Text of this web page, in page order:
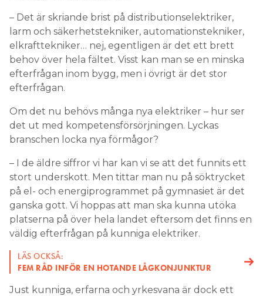
– Det är skriande brist på distributionselektriker,
larm och säkerhetstekniker, automationstekniker,
elkrafttekniker… nej, egentligen är det ett brett
behov över hela fältet. Visst kan man se en minska
efterfrågan inom bygg, men i övrigt är det stor
efterfrågan.
Om det nu behövs många nya elektriker – hur ser
det ut med kompetensförsörjningen. Lyckas
branschen locka nya förmågor?
– I de äldre siffror vi har kan vi se att det funnits ett
stort underskott. Men tittar man nu på söktrycket
på el- och energiprogrammet på gymnasiet är det
ganska gott. Vi hoppas att man ska kunna utöka
platserna på över hela landet eftersom det finns en
väldig efterfrågan på kunniga elektriker.
LÄS OCKSÅ:
FEM RÅD INFÖR EN HOTANDE LÅGKONJUNKTUR
Just kunniga, erfarna och yrkesvana är dock ett